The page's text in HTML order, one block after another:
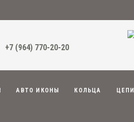
+7 (964) 770-20-20
АВТО ИКОНЫ КОЛЬЦА ЦЕПИ